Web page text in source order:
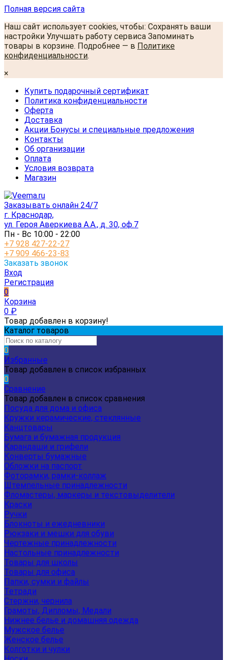
Полная версия сайта
Наш сайт использует cookies, чтобы: Сохранять ваши
настройки Улучшать работу сервиса Запоминать
товары в корзине. Подробнее — в Политике
конфиденциальности.
×
Купить подарочный сертификат
Политика конфиденциальности
Оферта
Доставка
Акции Бонусы и специальные предложения
Контакты
Об организации
Оплата
Условия возврата
Магазин
Заказывать онлайн 24/7
г. Краснодар,
ул. Героя Аверкиева А.А., д. 30, оф.7
Пн - Вс 10:00 - 22:00
+7 928 427-22-27
+7 909 466-23-83
Заказать звонок
Вход
Регистрация
0
Корзина
0 ₽
Товар добавлен в корзину!
Каталог товаров
0
Избранные
Товар добавлен в список избранных
0
Сравнение
Товар добавлен в список сравнения
Посуда для дома и офиса
Кружки керамические, стеклянные
Канцтовары
Бумага и бумажная продукция
Карандаши и грифели
Конверты бумажные
Обложки на паспорт
Фоторамки, рамки-коллаж
Штемпельные принадлежности
Фломастеры, маркеры и текстовыделители
Краски
Ручки
Блокноты и ежедневники
Рюкзаки и мешки для обуви
Чертежные принадлежности
Настольные принадлежности
Товары для школы
Товары для офиса
Папки, сумки и файлы
Тетради
Стержни, чернила
Грамоты, Дипломы, Медали
Нижнее белье и домашняя одежда
Мужское белье
Женское белье
Колготки и чулки